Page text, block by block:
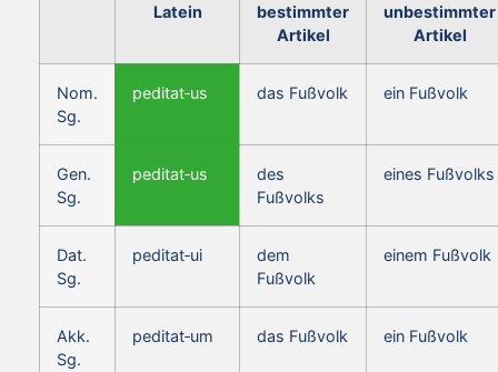
Latein
bestimmter
Artikel
unbestimmter
Artikel
Nom.
Sg.
peditat‑us das Fußvolk ein Fußvolk
Gen.
Sg.
peditat‑us
des
Fußvolks
eines Fußvolks
Dat.
Sg.
peditat‑ui
dem
Fußvolk
einem Fußvolk
Akk.
Sg.
peditat‑um das Fußvolk ein Fußvolk